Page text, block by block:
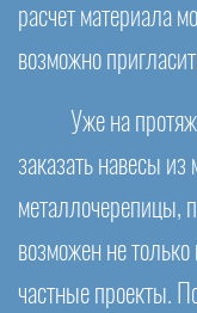
расчет материала
возможно
Уже на
заказать навесы
металлочерепицы,
возможен не
частные проекты.